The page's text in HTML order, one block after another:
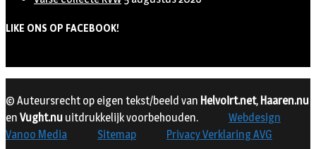
LIKE ONS OP FACEBOOK!
© Auteursrecht op eigen tekst/beeld van Helvoirt.net, Haaren.nu
en Vught.nu uitdrukkelijk voorbehouden.
Webdesign
Vanoo Media
Sitemap Privacy Verklaring AVG